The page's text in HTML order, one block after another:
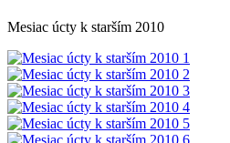
Mesiac úcty k starším 2010